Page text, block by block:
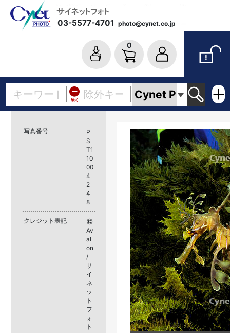
03-5577-4701 photo@cynet.co.jp
0
写真番号
P
S
T1
10
00
4
2
4
8
クレジット表記
Av
al
on
/
サ
イ
ネ
ッ
ト
フ
ォ
ト